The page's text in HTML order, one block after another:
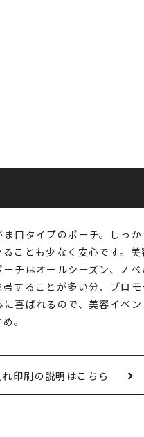
口タイプのポーチ。しっ
ことも少なく安心です。
チはオールシーズン、ノベ
することが多い分、プロ
喜ばれるので、美容イベ
。
印刷の説明はこちら